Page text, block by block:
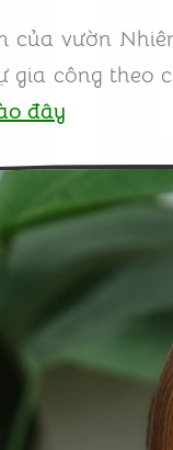
của vườn
gia công theo
đây